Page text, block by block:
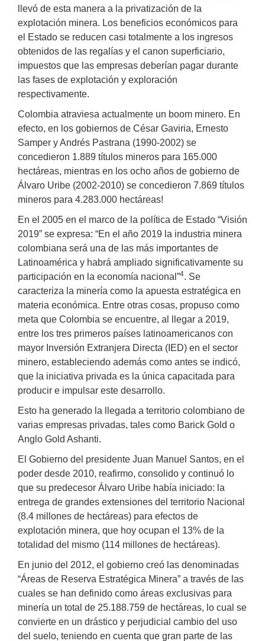
llevó de esta manera a la privatización de la
explotación minera. Los beneficios económicos para
el Estado se reducen casi totalmente a los ingresos
obtenidos de las regalías y el canon superficiario,
impuestos que las empresas deberían pagar durante
las fases de explotación y exploración
respectivamente.
Colombia atraviesa actualmente un boom minero. En
efecto, en los gobiernos de César Gaviria, Ernesto
Samper y Andrés Pastrana (1990-2002) se
concedieron 1.889 títulos mineros para 165.000
hectáreas, mientras en los ocho años de gobierno de
Álvaro Uribe (2002-2010) se concedieron 7.869 títulos
mineros para 4.283.000 hectáreas!
En el 2005 en el marco de la política de Estado “Visión
2019” se expresa: “En el año 2019 la industria minera
colombiana será una de las más importantes de
Latinoamérica y habrá ampliado significativamente su
participación en la economía nacional”4. Se
caracteriza la minería como la apuesta estratégica en
materia económica. Entre otras cosas, propuso como
meta que Colombia se encuentre, al llegar a 2019,
entre los tres primeros países latinoamericanos con
mayor Inversión Extranjera Directa (IED) en el sector
minero, estableciendo además como antes se indicó,
que la iniciativa privada es la única capacitada para
producir e impulsar este desarrollo.
Esto ha generado la llegada a territorio colombiano de
varias empresas privadas, tales como Barick Gold o
Anglo Gold Ashanti.
El Gobierno del presidente Juan Manuel Santos, en el
poder desde 2010, reafirmo, consolido y continuó lo
que su predecesor Álvaro Uribe había iniciado: la
entrega de grandes extensiones del territorio Nacional
(8.4 millones de hectáreas) para efectos de
explotación minera, que hoy ocupan el 13% de la
totalidad del mismo (114 millones de hectáreas).
En junio del 2012, el gobierno creó las denominadas
“Áreas de Reserva Estratégica Minera” a través de las
cuales se han definido como áreas exclusivas para
minería un total de 25.188.759 de hectáreas, lo cual se
convierte en un drástico y perjudicial cambio del uso
del suelo, teniendo en cuenta que gran parte de las